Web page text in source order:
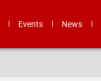
Events News